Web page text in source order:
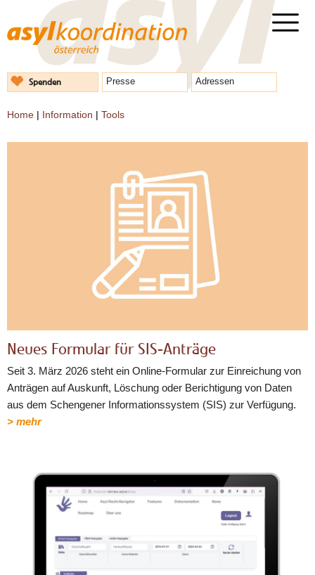
Spenden Presse Adressen
Home | Information | Tools
Neues Formular für SIS-Anträge
Seit 3. März 2026 steht ein Online-Formular zur Einreichung von
Anträgen auf Auskunft, Löschung oder Berichtigung von Daten
aus dem Schengener Informationssystem (SIS) zur Verfügung.
> mehr